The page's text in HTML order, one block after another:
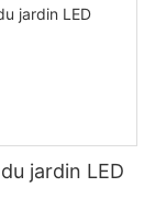
jardin LED